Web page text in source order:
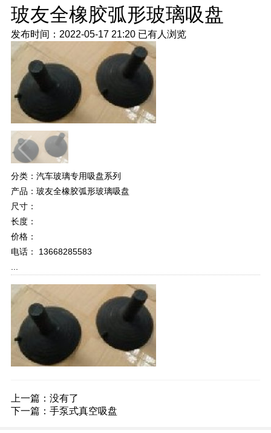
玻友全橡胶弧形玻璃吸盘
发布时间：2022-05-17 21:20 已有人浏览
分类：汽车玻璃专用吸盘系列
产品：玻友全橡胶弧形玻璃吸盘
尺寸：
长度：
价格：
电话： 13668285583
上一篇：没有了
下一篇： 手泵式真空吸盘